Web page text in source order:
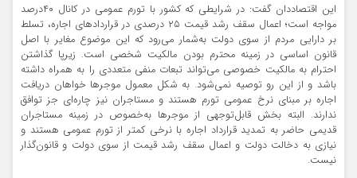
این اقتصاددان گفت: در شرایطی که کشور با تورم عمومی در کانال ۴۰‌درصد
مواجه است؛ اعمال سقف رشد قیمت ۲۵ درصدی در قراردادهای اجاره، تسلط
بر دارایی مردم از سوی دولت به‌‌شمار می‌رود که این موضوع مغایر با اصل
قانون اساسی در زمینه محترم بودن مالکیت شخصی است. زیرپا گذاشتن
احترام به مالکیت خصوصی می‌تواند تبعات منفی متعددی را به همراه داشته
باشد و از این رو توصیه نمی‌شود. به شکل معمول موجرها خواهان دریافت
اجاره بر مبنای نرخ عمومی تورم هستند و مستاجران نیز چاره‌‌ای جز توافق
ندارند. البته بخش قابل‌توجهی از موجرها به‌خصوص در زمینه مستاجران
قدیمی حاضر به تمدید قرارداد اجاره با نرخی کمتر از تورم عمومی هستند و
نیازی به دخالت دولت و اعمال سقف رشد قیمت از سوی دولت و قانون‌گذار
نیست.